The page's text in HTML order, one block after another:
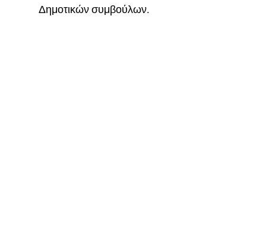
Δημοτικών συμβούλων.